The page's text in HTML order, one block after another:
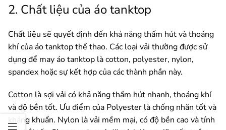
2. Chất liệu của áo tanktop
Chất liệu sẽ quyết định đến khả năng thấm hút và thoáng
khí của áo tanktop thể thao. Các loại vải thường được sử
dụng để may áo tanktop là cotton, polyester, nylon,
spandex hoặc sự kết hợp của các thành phần này.
Cotton là sợi vải có khả năng thấm hút nhanh, thoáng khí
và độ bền tốt. Ưu điểm của Polyester là chống nhăn tốt và
kháng khuẩn. Nylon là vải mềm mại, có độ bền cao và tính